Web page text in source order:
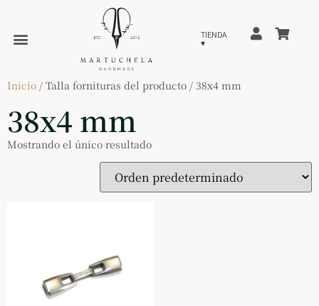
Inicio / Talla fornituras del producto / 38x4 mm
38x4 mm
Mostrando el único resultado